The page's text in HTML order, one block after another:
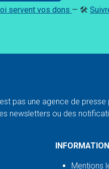
servent vos dons — 🛠️
pas une agence de
newsletters ou des
Mentions